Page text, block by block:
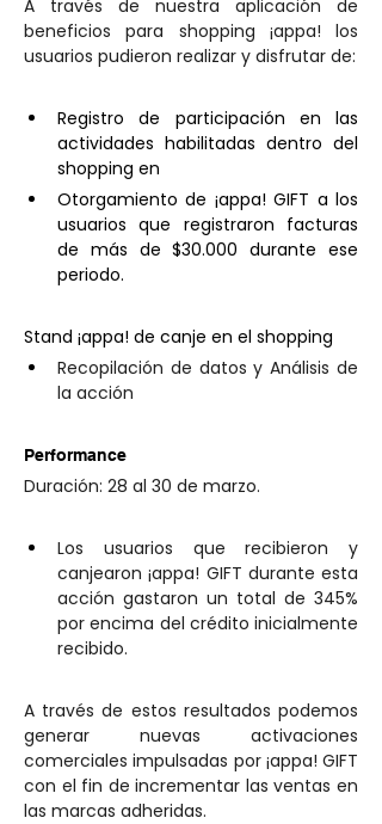
A través de nuestra aplicación de
beneficios para shopping ¡appa! los
usuarios pudieron realizar y disfrutar de:
Registro de participación en las
actividades habilitadas dentro del
shopping en
Otorgamiento de ¡appa! GIFT a los
usuarios que registraron facturas
de más de $30.000 durante ese
periodo.
Stand ¡appa! de canje en el shopping
Recopilación de datos y Análisis de
la acción
Performance
Duración: 28 al 30 de marzo.
Los usuarios que recibieron y
canjearon ¡appa! GIFT durante esta
acción gastaron un total de 345%
por encima del crédito inicialmente
recibido.
A través de estos resultados podemos
generar nuevas activaciones
comerciales impulsadas por ¡appa! GIFT
con el fin de incrementar las ventas en
las marcas adheridas.